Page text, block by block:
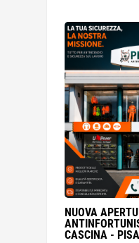
NUOVA
CASCINA - PISA